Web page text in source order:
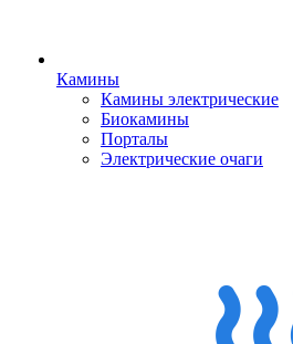
Камины
Камины электрические
Биокамины
Порталы
Электрические очаги